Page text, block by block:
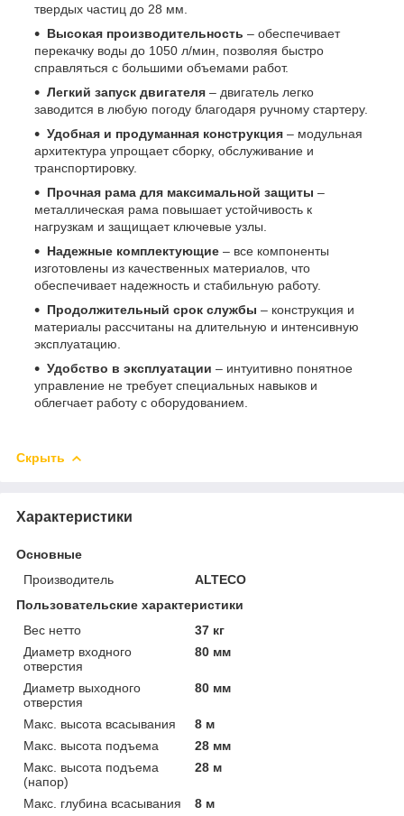
твердых частиц до 28 мм.
Высокая производительность – обеспечивает
перекачку воды до 1050 л/мин, позволяя быстро
справляться с большими объемами работ.
Легкий запуск двигателя – двигатель легко
заводится в любую погоду благодаря ручному стартеру.
Удобная и продуманная конструкция – модульная
архитектура упрощает сборку, обслуживание и
транспортировку.
Прочная рама для максимальной защиты –
металлическая рама повышает устойчивость к
нагрузкам и защищает ключевые узлы.
Надежные комплектующие – все компоненты
изготовлены из качественных материалов, что
обеспечивает надежность и стабильную работу.
Продолжительный срок службы – конструкция и
материалы рассчитаны на длительную и интенсивную
эксплуатацию.
Удобство в эксплуатации – интуитивно понятное
управление не требует специальных навыков и
облегчает работу с оборудованием.
Скрыть
Характеристики
Основные
Производитель
ALTECO
Пользовательские характеристики
Вес нетто
37 кг
Диаметр входного
отверстия
80 мм
Диаметр выходного
отверстия
80 мм
Макс. высота всасывания
8 м
Макс. высота подъема
28 мм
Макс. высота подъема
(напор)
28 м
Макс. глубина всасывания
8 м